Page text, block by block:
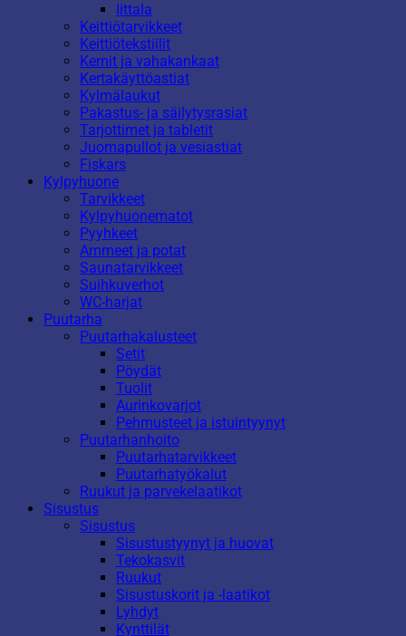
Iittala
Keittiötarvikkeet
Keittiötekstiilit
Kernit ja vahakankaat
Kertakäyttöastiat
Kylmälaukut
Pakastus- ja säilytysrasiat
Tarjottimet ja tabletit
Juomapullot ja vesiastiat
Fiskars
Kylpyhuone
Tarvikkeet
Kylpyhuonematot
Pyyhkeet
Ammeet ja potat
Saunatarvikkeet
Suihkuverhot
WC-harjat
Puutarha
Puutarhakalusteet
Setit
Pöydät
Tuolit
Aurinkovarjot
Pehmusteet ja istuintyynyt
Puutarhanhoito
Puutarhatarvikkeet
Puutarhatyökalut
Ruukut ja parvekelaatikot
Sisustus
Sisustus
Sisustustyynyt ja huovat
Tekokasvit
Ruukut
Sisustuskorit ja -laatikot
Lyhdyt
Kynttilät